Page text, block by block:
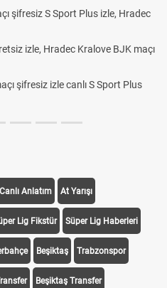
şifresiz S Sport Plus izle, Hradec
izle, Hradec Kralove BJK maçı
şifresiz izle canlı S Sport Plus
Canlı Anlatım At Yarışı
Lig Fikstür Süper Lig Haberleri
Beşiktaş Trabzonspor
Beşiktaş Transfer